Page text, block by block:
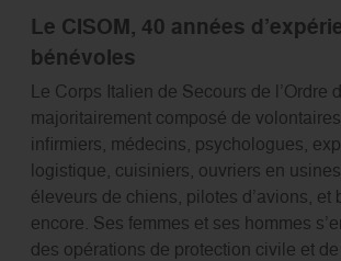
Le CISOM, 40 années
bénévoles
Le Corps Italien de Secours de l’Ordre
majoritairement composé de
infirmiers, médecins, psychologues,
logistique, cuisiniers, ouvriers en
éleveurs de chiens, pilotes d’avions, et
encore. Ses femmes et ses hommes
des opérations de protection civile et